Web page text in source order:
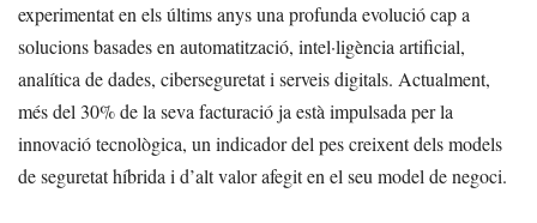
experimentat en els últims anys una profunda evolució cap a
solucions basades en automatització, intel·ligència artificial,
analítica de dades, ciberseguretat i serveis digitals. Actualment,
més del 30% de la seva facturació ja està impulsada per la
innovació tecnològica, un indicador del pes creixent dels models
de seguretat híbrida i d’alt valor afegit en el seu model de negoci.